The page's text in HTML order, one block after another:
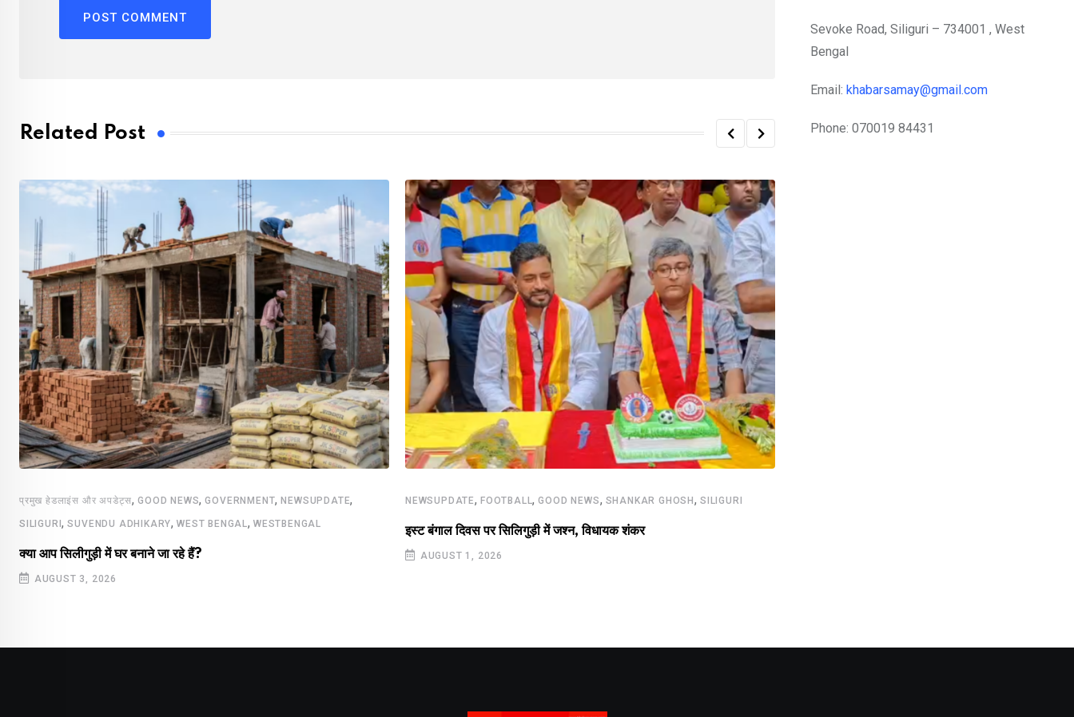
Related Post
प्रमुख हेडलाइंस और अपडेट्स,GOOD NEWS,GOVERNMENT,NEWSUPDATE,
SILIGURI,SUVENDU ADHIKARY,WEST BENGAL,WESTBENGAL
क्या आप सिलीगुड़ी में घर बनाने जा रहे हैं?
AUGUST 3, 2026
NEWSUPDATE, FOOTBALL,GOOD NEWS, SHANKAR GHOSH,SILIGURI
इस्ट बंगाल दिवस पर सिलिगुड़ी में जश्न, विधायक शंकर
AUGUST 1, 2026
Sevoke Road, Siliguri – 734001 , West
Bengal
Email: khabarsamay@gmail.com
Phone: 070019 84431